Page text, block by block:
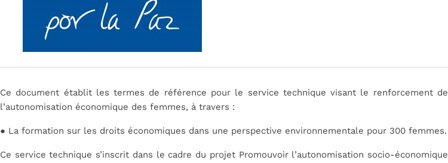
Ce document établit les termes de référence pour le service technique visant le renforcement de
l’autonomisation économique des femmes, à travers :
● La formation sur les droits économiques dans une perspective environnementale pour 300 femmes.
Ce service technique s’inscrit dans le cadre du projet Promouvoir l’autonomisation socio-économique